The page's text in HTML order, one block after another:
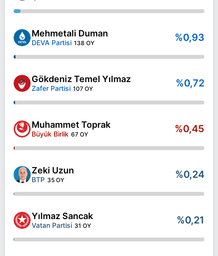
Mehmetali Duman
DEVA Partisi 138 OY %0,93
Gökdeniz Temel Yılmaz
Zafer Partisi 107 OY %0,72
Muhammet Toprak
Büyük Birlik 67 OY %0,45
Zeki Uzun
BTP 35 OY %0,24
Yılmaz Sancak
Vatan Partisi 31 OY %0,21